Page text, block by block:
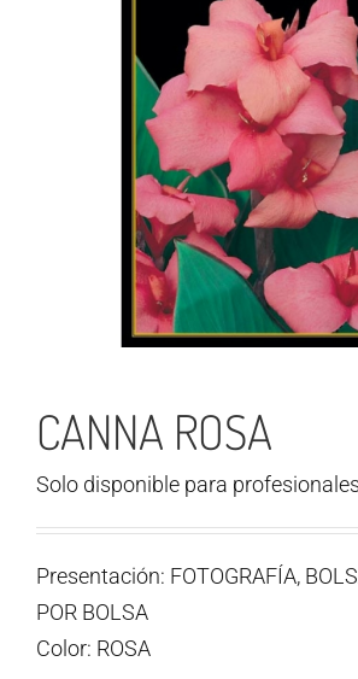
CANNA ROSA
Solo disponible para
Presentación: FOTOGRAFÍA,
POR BOLSA
Color: ROSA